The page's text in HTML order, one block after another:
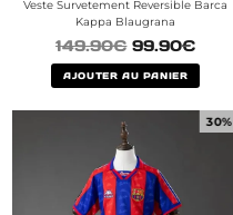
Veste Survetement Reversible Barca
Kappa Blaugrana
149.90€ 99.90€
AJOUTER AU PANIER
30%